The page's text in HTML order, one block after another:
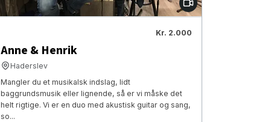
Kr. 2.000
Anne & Henrik
Haderslev
Mangler du et musikalsk indslag, lidt
baggrundsmusik eller lignende, så er vi måske det
helt rigtige. Vi er en duo med akustisk guitar og sang,
so...